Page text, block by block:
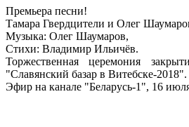
Премьера песни!
Тамара Гвердцители и Олег
Музыка: Олег Шаумаров,
Стихи: Владимир Ильичёв.
Торжественная церемония
"Славянский базар в Витебске-2018".
Эфир на канале "Беларусь-1", 16